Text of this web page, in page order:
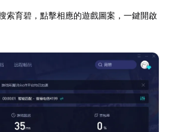
索育碧，點擊相應的遊戲圖案，一鍵開啟